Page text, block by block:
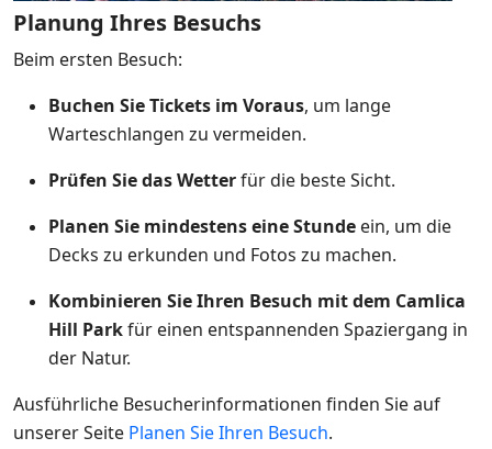
Planung Ihres Besuchs
Beim ersten Besuch:
Buchen Sie Tickets im Voraus, um lange
Warteschlangen zu vermeiden.
Prüfen Sie das Wetterfür die beste Sicht.
Planen Sie mindestens eine Stunde ein, um die
Decks zu erkunden und Fotos zu machen.
Kombinieren Sie Ihren Besuch mit dem Camlica
Hill Parkfür einen entspannenden Spaziergang in
der Natur.
Ausführliche Besucherinformationen finden Sie auf
unserer Seite Planen Sie Ihren Besuch.